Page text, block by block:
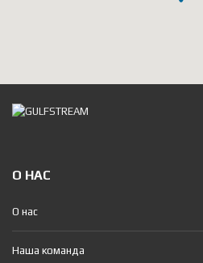
О НАС
О нас
Наша команда